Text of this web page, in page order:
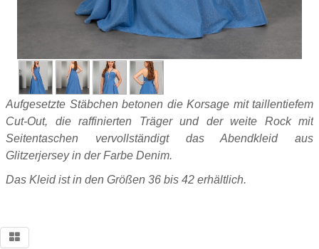
Aufgesetzte Stäbchen betonen die Korsage mit taillentiefem
Cut-Out, die raffinierten Träger und der weite Rock mit
Seitentaschen vervollständigt das Abendkleid aus
Glitzerjersey in der Farbe Denim.
Das Kleid ist in den Größen 36 bis 42 erhältlich.